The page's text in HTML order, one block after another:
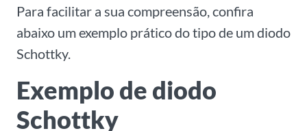
Para facilitar a sua compreensão, confira
abaixo um exemplo prático do tipo de um diodo
Schottky.
Exemplo de diodo
Schottky